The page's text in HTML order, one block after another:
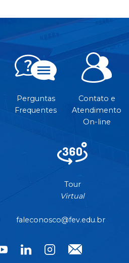
Perguntas
Frequentes
Contato e
Atendimento
On-line
Tour
Virtual
faleconosco@fev.edu.br